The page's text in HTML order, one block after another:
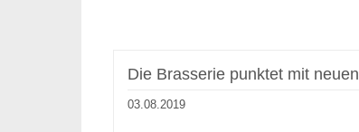
Die Brasserie punktet mit
03.08.2019